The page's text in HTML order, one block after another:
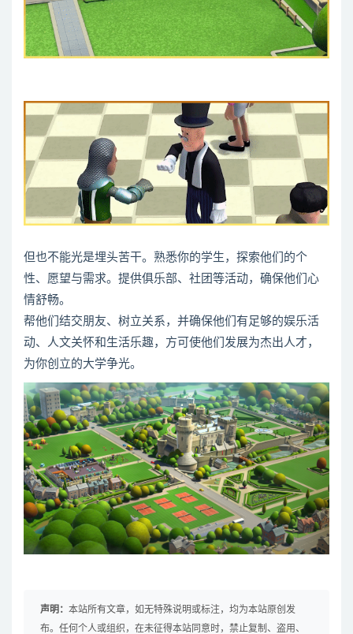
但也不能光是埋头苦干。熟悉你的学生，探索他们的个
性、愿望与需求。提供俱乐部、社团等活动，确保他们心
情舒畅。
帮他们结交朋友、树立关系，并确保他们有足够的娱乐活
动、人文关怀和生活乐趣，方可使他们发展为杰出人才，
为你创立的大学争光。
声明： 本站所有文章，如无特殊说明或标注，均为本站原创发
布。任何个人或组织，在未征得本站同意时，禁止复制、盗用、